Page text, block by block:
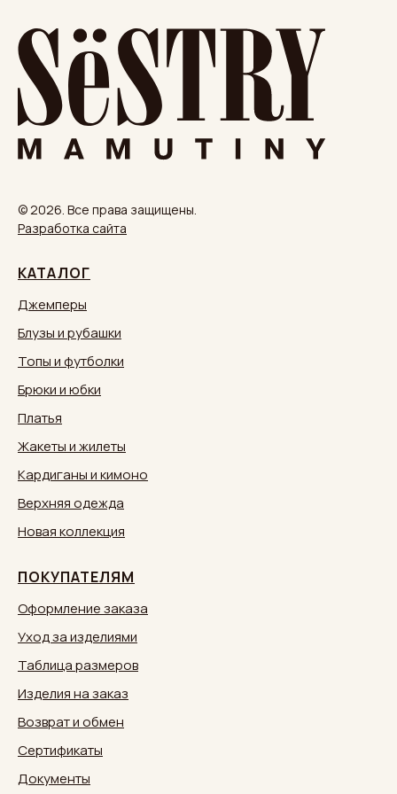
© 2026. Все права защищены.
Разработка сайта
КАТАЛОГ
Джемперы
Блузы и рубашки
Топы и футболки
Брюки и юбки
Платья
Жакеты и жилеты
Кардиганы и кимоно
Верхняя одежда
Новая коллекция
ПОКУПАТЕЛЯМ
Оформление заказа
Уход за изделиями
Таблица размеров
Изделия на заказ
Возврат и обмен
Сертификаты
Документы